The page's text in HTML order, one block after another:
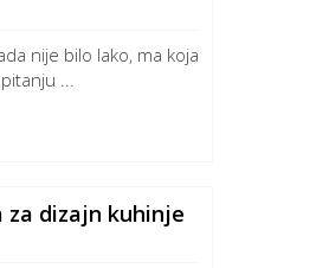
nije bilo lako, ma koja
...
dizajn kuhinje